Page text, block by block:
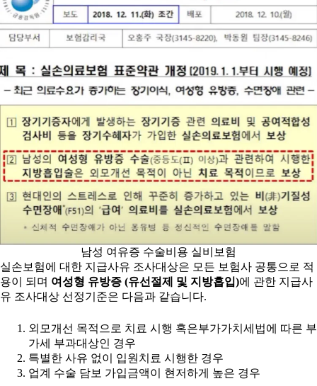
남성 여유증 수술비용 실비보험
실손보험에 대한 지급사유 조사대상은 모든 보험사 공통으로 적
용이 되며 여성형 유방증 (유선절제 및 지방흡입)에 관한 지급사
유 조사대상 선정기준은 다음과 같습니다.
외모개선 목적으로 치료 시행 혹은부가가치세법에 따른 부
가세 부과대상인 경우
특별한 사유 없이 입원치료 시행한 경우
업계 수술 담보 가입금액이 현저하게 높은 경우